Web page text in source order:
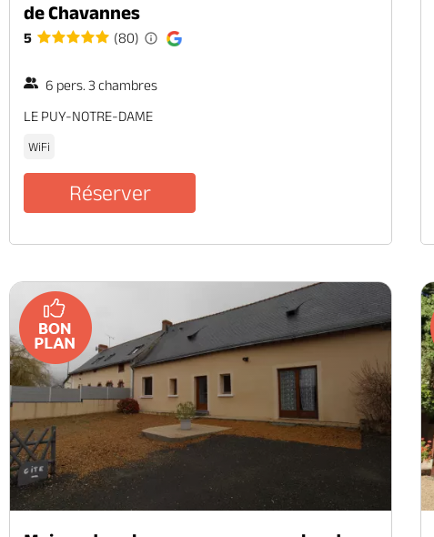
de Chavannes
5 (80)
6 pers. 3 chambres
LE PUY-NOTRE-DAME
WiFi
Réserver